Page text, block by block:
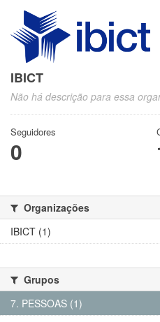
IBICT
Não há descrição para essa
Seguidores
0
Organizações
IBICT (1)
Grupos
7. PESSOAS (1)